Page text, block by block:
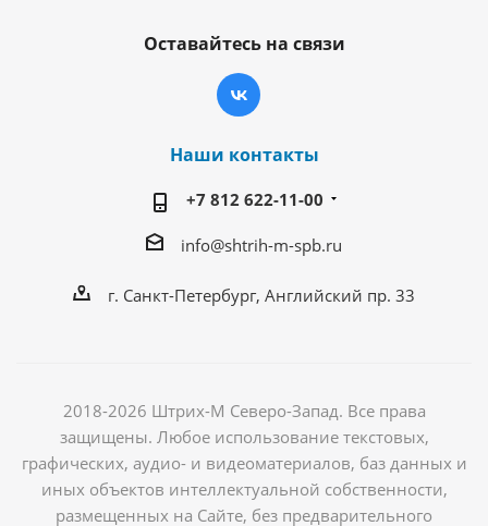
Оставайтесь на связи
Наши контакты
+7 812 622-11-00
info@shtrih-m-spb.ru
г. Санкт-Петербург, Английский пр. 33
2018-2026 Штрих-М Северо-Запад. Все права
защищены. Любое использование текстовых,
графических, аудио- и видеоматериалов, баз данных и
иных объектов интеллектуальной собственности,
размещенных на Сайте, без предварительного